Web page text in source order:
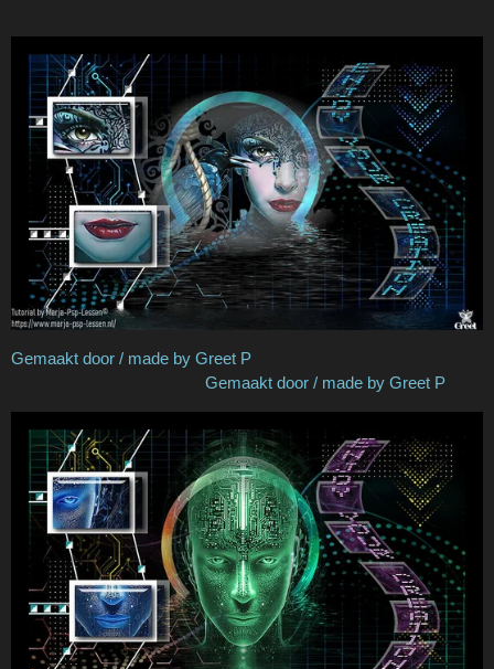
Gemaakt door / made by Greet P
Gemaakt door / made by Greet P